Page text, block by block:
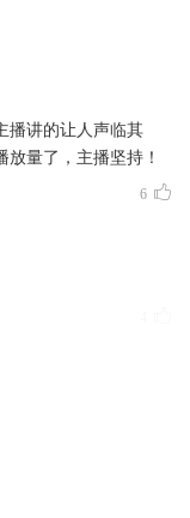
播讲的让人声临其
量了，主播坚持！
6